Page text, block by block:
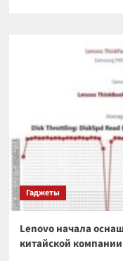
Гаджеты
Lenovo начала
китайской компании